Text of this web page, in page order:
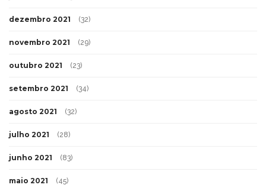
dezembro 2021 (32)
novembro 2021 (29)
outubro 2021 (23)
setembro 2021 (34)
agosto 2021 (32)
julho 2021 (28)
junho 2021 (83)
maio 2021 (45)